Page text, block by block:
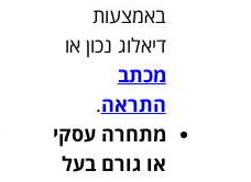
באמצעות
דיאלוג נכון או
מכתב
התראה.
מתחרה עסקי
או גורם בעל